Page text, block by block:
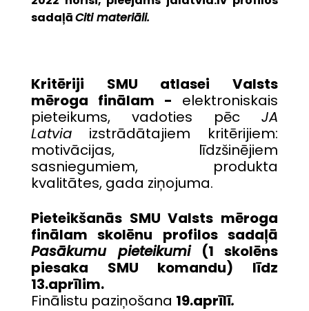
sadaļāCiti materiāli.
Kritēriji SMU atlasei Valsts
mēroga finālam - elektroniskais
pieteikums, vadoties pēcJA
Latvia izstrādātajiem kritērijiem:
motivācijas, līdzšinējiem
sasniegumiem, produkta
kvalitātes, gada ziņojuma.
Pieteikšanās SMU Valsts mēroga
finālam skolēnu profilos sadaļā
Pasākumu pieteikumi(1 skolēns
piesaka SMU komandu) līdz
13.aprīlim.
Finālistu paziņošana 19.aprīlī.